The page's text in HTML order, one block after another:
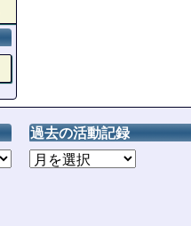
過去の活動記録